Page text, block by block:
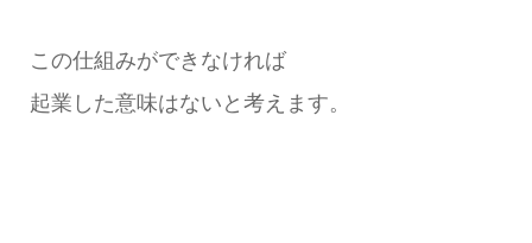
この仕組みができなければ
起業した意味はないと考えます。